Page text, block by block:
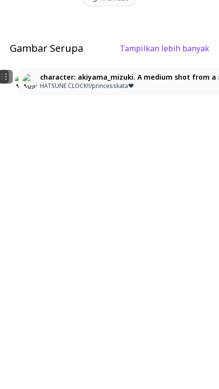
Gambar Serupa Tampilkan lebih banyak
ネコ耳のにゃんこ少女
酒月凜音
猫耳少女とふわふわのぬいぐるみ
酒月凜音
character: akiyama_mizuki. A medium shot from
HATSUNE CLOCK!!/princesskata♥︎